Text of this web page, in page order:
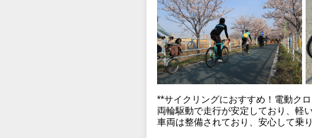
**サイクリングにおすすめ！電動ク
両輪駆動で走行が安定しており、軽
車両は整備されており、安心して乗り